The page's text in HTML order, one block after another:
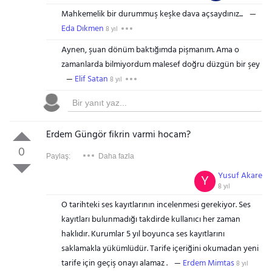
Mahkemelik bir durummuş keşke dava açsaydınız...
Eda Dıkmen 8 yıl
Aynen, şuan dönüm baktığımda pişmanım. Ama o
zamanlarda bilmiyordum malesef doğru düzgün bir şey
Elif Satan 8 yıl
0
Erdem Güngör fikrin varmi hocam?
Paylaş: Daha fazla
Yusuf Akare
8 yıl
Y
O tarihteki ses kayıtlarının incelenmesi gerekiyor. Ses
kayıtları bulunmadığı takdirde kullanıcı her zaman
haklıdır. Kurumlar 5 yıl boyunca ses kayıtlarını
saklamakla yükümlüdür. Tarife içeriğini okumadan yeni
tarife için geçiş onayı alamaz .
Erdem Mimtas8 yıl